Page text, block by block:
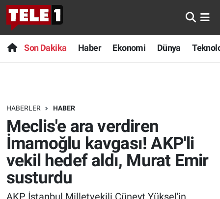
Son Dakika Haber Ekonomi Dünya
HABERLER HABER
Meclis'e ara verdiren
İmamoğlu kavgası! AKP'li
vekil hedef aldı, Murat Emir
susturdu
Anında Manşet
Başka Sohbetler
Bilim turu
Bilim ve Teknoloji Evreni
Doğa Konuşuyor
Dünya
Son Dakika
Haber
Dünya
Teknoloji
Sağlık
Spor
Nöbetçi Eczaneler
Hava Durumu
Trafik Durumu
Süper Lig Puan Durumu ve Fikstür
Tüm Manşetler
Son Dakika Haberleri